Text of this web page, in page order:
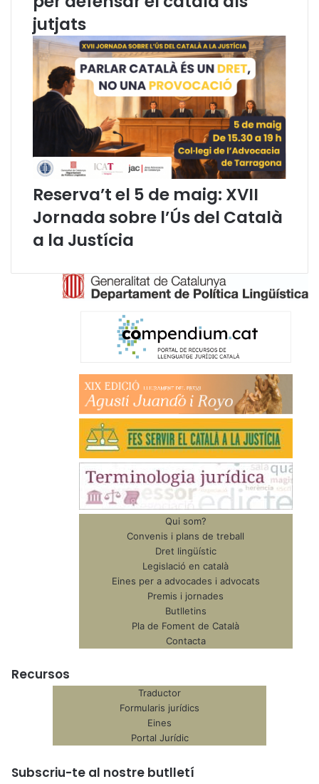
n
y
d
e
s
d
e
j
l
o
l
jutjats
Reserva’t el 5 de maig: XVII
Jornada sobre l’Ús del Català
a la Justícia
Qui som?
Convenis i plans de treball
Dret lingüístic
Legislació en català
Eines per a advocades i advocats
Premis i jornades
Butlletins
Pla de Foment de Català
Contacta
Recursos
Traductor
Formularis jurídics
Eines
Portal Jurídic
Subscriu-te al nostre butlletí